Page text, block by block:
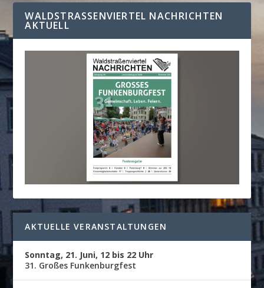
WALDSTRASSENVIERTEL NACHRICHTEN A
KTUELL
AKTUELLE VERANSTALTUNGEN
Sonntag, 21. Juni, 12 bis 22 Uhr
31. Großes Funkenburgfest